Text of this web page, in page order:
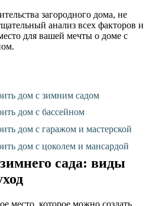
загородного дома, не
анализ всех факторов и
для вашей мечты о доме с
дом с зимним садом
дом с бассейном
дом с гаражом и мастерской
дом с цоколем и мансардой
сада: виды
место, которое можно создать